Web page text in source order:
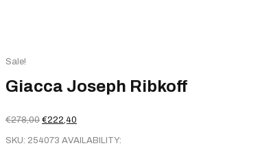
Sale!
Giacca Joseph Ribkoff
€278,00 Il
originale
€222,40
attuale
SKU: 254073 AVAILABILITY: